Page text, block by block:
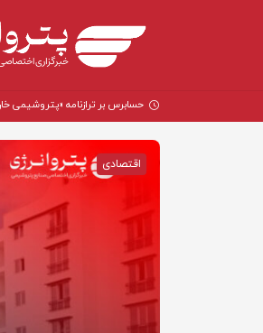
حسابرس بر ترازنامه «پتروشیمی
اقتصادی